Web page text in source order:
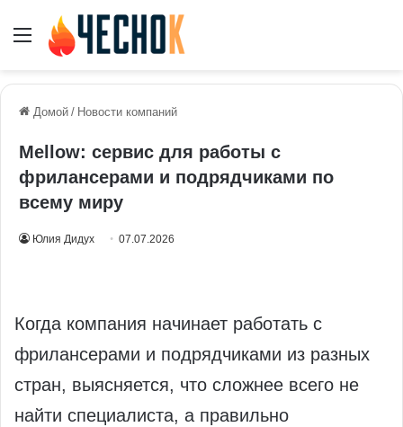
Меню
Домой / Новости компаний
Mellow: сервис для работы с
фрилансерами и подрядчиками по
всему миру
Юлия Дидух 07.07.2026
Когда компания начинает работать с
фрилансерами и подрядчиками из разных
стран, выясняется, что сложнее всего не
найти специалиста, а правильно